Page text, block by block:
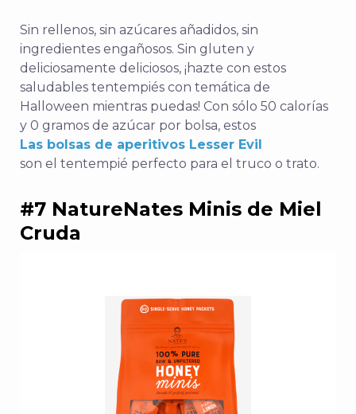
Sin rellenos, sin azúcares añadidos, sin
ingredientes engañosos. Sin gluten y
deliciosamente deliciosos, ¡hazte con estos
saludables tentempiés con temática de
Halloween mientras puedas! Con sólo 50 calorías
y 0 gramos de azúcar por bolsa, estos
Las bolsas de aperitivos Lesser Evil
son el tentempié perfecto para el truco o trato.
#7 NatureNates Minis de Miel
Cruda